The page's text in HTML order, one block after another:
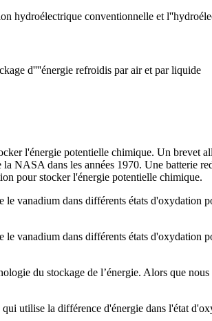
hydroélectrique conventionnelle et
d''''énergie refroidis par air et par liquide
l'énergie potentielle chimique. Un brevet
NASA dans les années 1970. Une batterie
pour stocker l'énergie potentielle chimique.
vanadium dans différents états d'oxydation
vanadium dans différents états d'oxydation
du stockage de l’énergie. Alors que nous
utilise la différence d'énergie dans l'état